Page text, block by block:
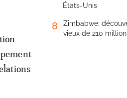
États-Unis
8
Zimbabwe:
vieux de 210